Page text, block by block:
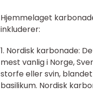
Hjemmelaget
inkluderer:
1. Nordisk karbonade:
mest vanlig i Norge,
storfe eller svin,
basilikum. Nordisk